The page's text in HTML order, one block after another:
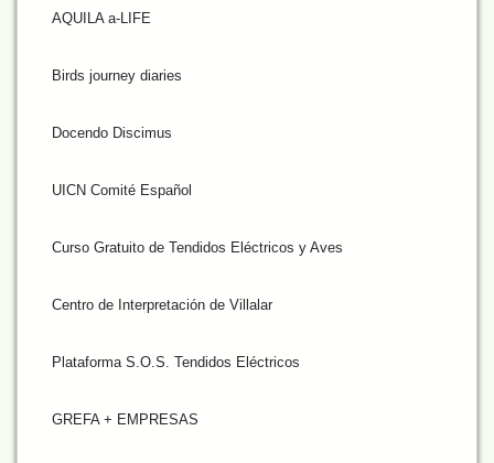
AQUILA a-LIFE
Birds journey diaries
Docendo Discimus
UICN Comité Español
Curso Gratuito de Tendidos Eléctricos y Aves
Centro de Interpretación de Villalar
Plataforma S.O.S. Tendidos Eléctricos
GREFA + EMPRESAS